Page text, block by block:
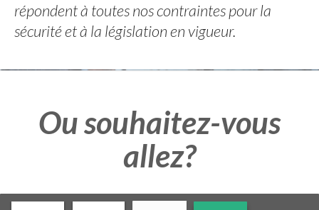
répondent à toutes nos contraintes pour la
sécurité et à la législation en vigueur.
Ou souhaitez-vous
allez?